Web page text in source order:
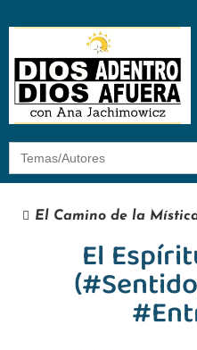
El Camino de la
El